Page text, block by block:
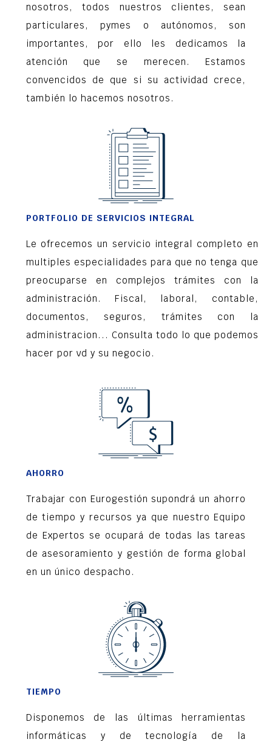
nosotros, todos nuestros clientes, sean
particulares, pymes o autónomos, son
importantes, por ello les dedicamos la
atención que se merecen. Estamos
convencidos de que si su actividad crece,
también lo hacemos nosotros.
PORTFOLIO DE SERVICIOS INTEGRAL
Le ofrecemos un servicio integral completo en
multiples especialidades para que no tenga que
preocuparse en complejos trámites con la
administración. Fiscal, laboral, contable,
documentos, seguros, trámites con la
administracion... Consulta todo lo que podemos
hacer por vd y su negocio.
AHORRO
Trabajar con Eurogestión supondrá un ahorro
de tiempo y recursos ya que nuestro Equipo
de Expertos se ocupará de todas las tareas
de asesoramiento y gestión de forma global
en un único despacho.
TIEMPO
Disponemos de las últimas herramientas
informáticas y de tecnología de la